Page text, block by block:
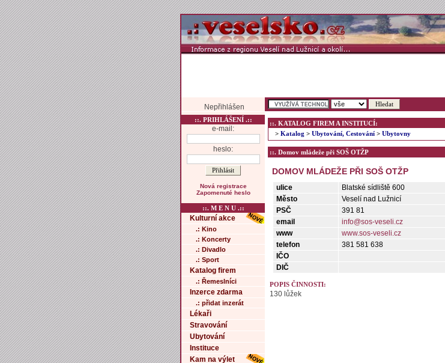
Nepřihlášen
::. PRIHLÁŠENÍ .::
e-mail:
heslo:
Nová registrace
Zapomenuté heslo
::. M E N U .::
Kulturní akce
.: Kino
.: Koncerty
.: Divadlo
.: Sport
Katalog firem
.: Řemeslníci
Inzerce zdarma
.: přidat inzerát
Lékaři
Stravování
Ubytování
Instituce
Kam na výlet
::. KATALOG FIREM A INSTITUCÍ:
> Katalog > Ubytování, Cestování > Ubytovny
::. Domov mládeže při SOŠ OTŽP
DOMOV MLÁDEŽE PŘI SOŠ OTŽP
ulice
Blatské sídliště 600
Město
Veselí nad Lužnicí
PSČ
391 81
email
info@sos-veseli.cz
www
www.sos-veseli.cz
telefon
381 581 638
IČO
DIČ
POPIS ČINNOSTI:
130 lůžek